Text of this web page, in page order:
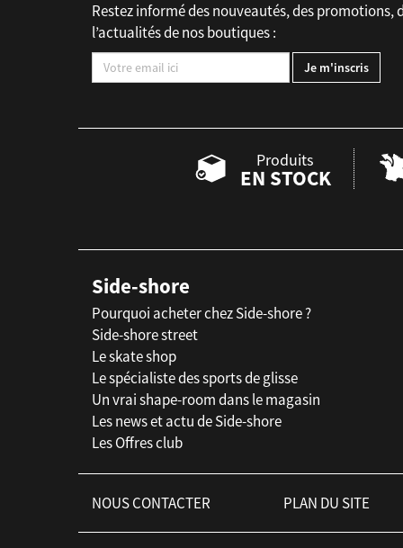
Restez informé des nouveautés, des promotions,
l’actualités de nos boutiques :
Produits
EN STOCK
Side-shore
Pourquoi acheter chez Side-shore ?
Side-shore street
Le skate shop
Le spécialiste des sports de glisse
Un vrai shape-room dans le magasin
Les news et actu de Side-shore
Les Offres club
NOUS CONTACTER PLAN DU SITE